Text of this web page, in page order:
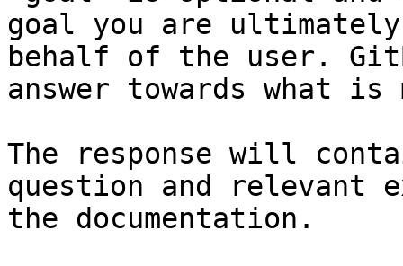
goal you are
behalf of the user.
answer towards what
The response will
question and relevant
the documentation.